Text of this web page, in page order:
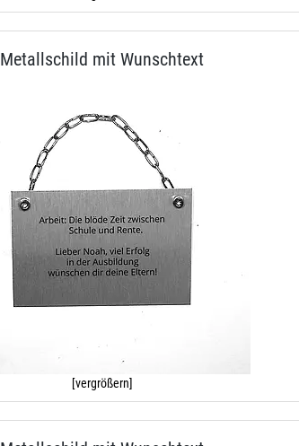
Metallschild mit Wunschtext
[vergrößern]